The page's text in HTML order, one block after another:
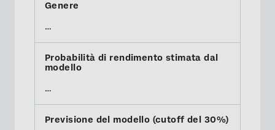
…
…